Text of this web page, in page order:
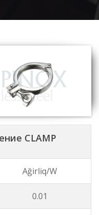
CLAMP
Ağirliq/W
0.01